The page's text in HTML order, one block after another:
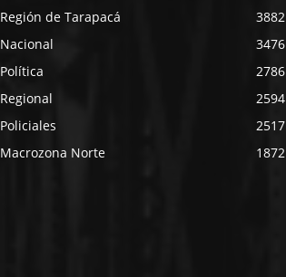
Región de Tarapacá
3882
Nacional
3476
Política
2786
Regional
2594
Policiales
2517
Macrozona Norte
1872